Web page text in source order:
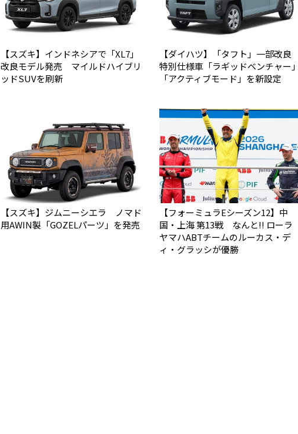
【スズキ】インドネシアで「XL7」
改良モデル発売 マイルドハイブリ
ッドSUVを刷新
【ダイハツ】「タフト」一部改良
特別仕様車「ラギッドベンチャー」
「アクティブモード」を新設定
【スズキ】ジムニーシエラ ノマド
用AWIN製「GOZELパーツ」を発売
【フォーミュラEシーズン12】中
国・上海 第13戦 なんと!! ローラ
ヤマハABTチームのルーカス・デ
ィ・グラッシが優勝